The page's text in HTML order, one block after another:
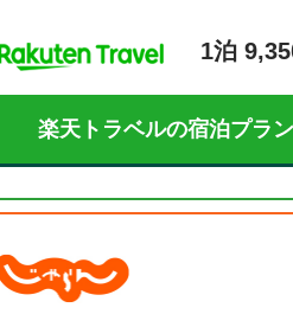
1泊
楽天トラベルの宿泊プラ